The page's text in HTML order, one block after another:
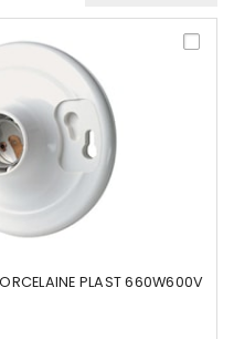
PLAST 660W600V